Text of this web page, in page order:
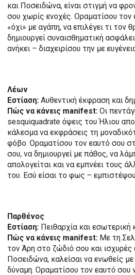
και Ποσειδώνα, είναι στιγμή να
σου χωρίς ενοχές. Οραματίσου τον
«όχι» με αγάπη, να επιλέγει τι τον
δημιουργεί συναισθηματική
ανήκει – διαχειρίσου την με
Λέων
Εστίαση: Αυθεντική έκφραση και
Πώς να κάνεις manifest: Οι
sesquiquadrate όψεις του Ήλιου
κάλεσμα να εκφράσεις τη
φόβο. Οραματίσου τον εαυτό σου
σου, να δημιουργεί με πάθος, να
απολογείται και να εμπνέει τους
του. Εσύ είσαι το φως –
Παρθένος
Εστίαση: Πειθαρχία και εσωτερική
Πώς να κάνεις manifest: Με τη
τον Άρη στο ζώδιό σου και
Ποσειδώνα, καλείσαι να ενωθείς
δύναμη. Οραματίσου τον εαυτό σου